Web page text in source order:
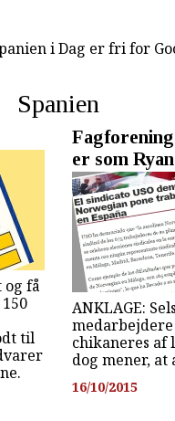
i Dag er fri for
Spanien
og få
til
er som
ANKLAGE:
chikaneres af
dog mener, at
16/10/2015